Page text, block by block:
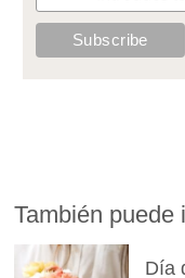
También puede
Día